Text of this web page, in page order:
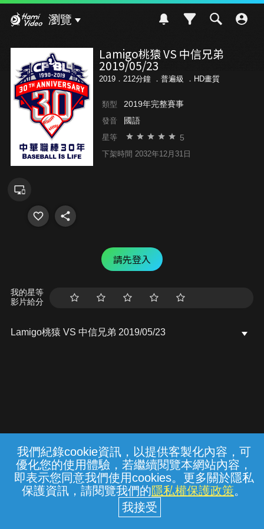
我們紀錄cookie資訊，以提供客製化內容，可
優化您的使用體驗，若繼續閱覽本網站內容，
即表示您同意我們使用cookies。更多關於隱私
保護資訊，請閱覽我們的隱私權保護政策。
瀏覽
Lamigo桃猿 VS 中信兄弟
2019/05/23
2019．212分鐘 ． 普遍級 ．HD畫質
類型 2019年完整賽事
發音 國語
星等 5
下架時間 2032年12月31日
請先登入
我的星等
影片給分
Lamigo桃猿 VS 中信兄弟 2019/05/23
常見問題 線上客服 服務條款 隱私權保護
中華電信股份有限公司個人家庭分公司
(統一編號：96979949) © 2026
{{notifyMsg}}